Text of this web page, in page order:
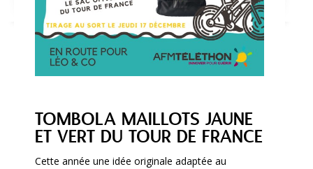
TOMBOLA MAILLOTS JAUNE
ET VERT DU TOUR DE FRANCE
Cette année une idée originale adaptée au